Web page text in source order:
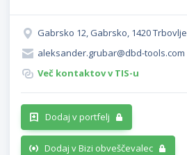
Gabrsko 12, Gabrsko, 1420 Trbovlje
aleksander.grubar@dbd-tools.com
Več kontaktov v TIS-u
Dodaj v portfelj
Dodaj v Bizi obveščevalec